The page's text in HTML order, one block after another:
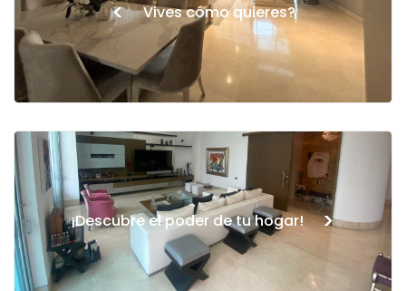
< Vives cómo quieres?
¡Descubre el poder de tu hogar! >